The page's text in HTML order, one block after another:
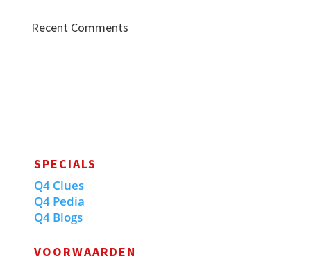
Recent Comments
SPECIALS
Q4 Clues
Q4 Pedia
Q4 Blogs
VOORWAARDEN